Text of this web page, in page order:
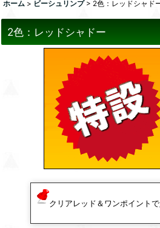
ホーム > ビーシュリンプ > 2色：レッドシャド
2色：レッドシャドー
クリアレッド＆ワンポイント